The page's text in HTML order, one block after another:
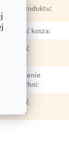
Rodzaj produktu:
kosza:
Szerokość
Wykończenie
powierzchni:
Wysokość
: